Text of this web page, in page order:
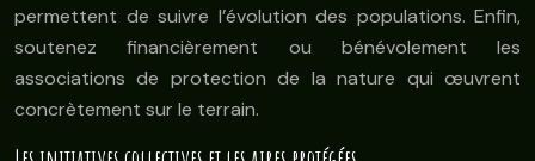
permettent de suivre l’évolution des populations. Enfin,
soutenez financièrement ou bénévolement les
associations de protection de la nature qui œuvrent
concrètement sur le terrain.